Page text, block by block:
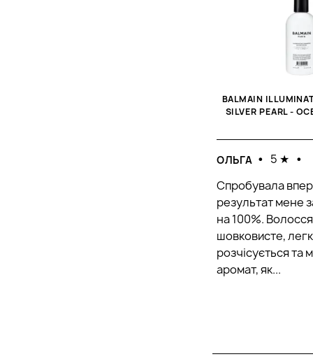
BALMAIN
SILVER PEARL -
ОЛЬГА • 5 ★ •
Спробувала
результат мене
на 100%.
шовковисте,
розчісується та
аромат, як...